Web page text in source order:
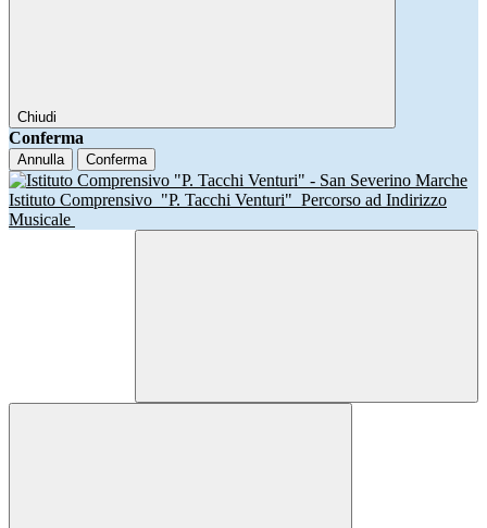
Chiudi
Conferma
Annulla Conferma
Istituto Comprensivo "P. Tacchi Venturi" Percorso ad Indirizzo
Musicale